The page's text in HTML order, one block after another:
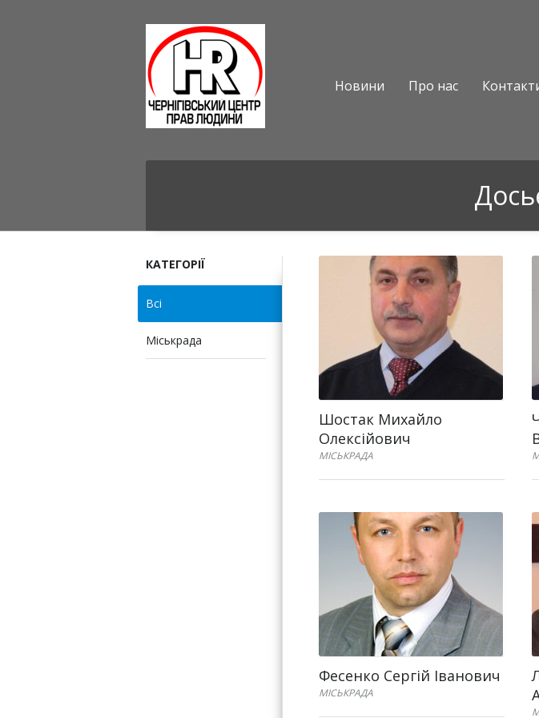
Новини Про нас
КАТЕГОРІЇ
Всі
Міськрада
Шостак Михайло
Олексійович
МІСЬКРАДА
Фесенко Сергій Іванович
МІСЬКРАДА